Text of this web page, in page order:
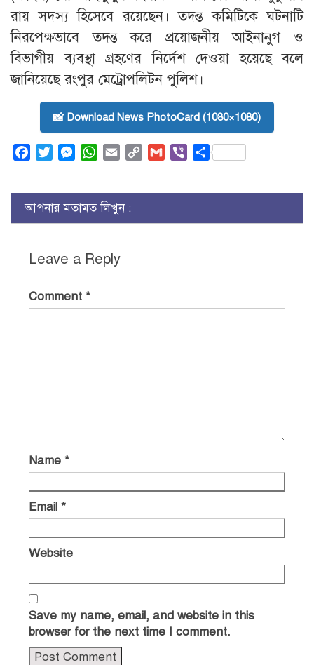
রায় সদস্য হিসেবে রয়েছেন। তদন্ত কমিটিকে ঘটনাটি
নিরপেক্ষভাবে তদন্ত করে প্রয়োজনীয় আইনানুগ ও
বিভাগীয় ব্যবস্থা গ্রহণের নির্দেশ দেওয়া হয়েছে বলে
জানিয়েছে রংপুর মেট্রোপলিটন পুলিশ।
📸 Download News PhotoCard (1080×1080)
FacebookTwitterMessenger
WhatsApp
Email
Copy
Gmail ViberShare
আপনার মতামত লিখুন :
Leave a Reply
Comment *
Name *
Email *
Website
Save my name, email, and website in this
browser for the next time I comment.